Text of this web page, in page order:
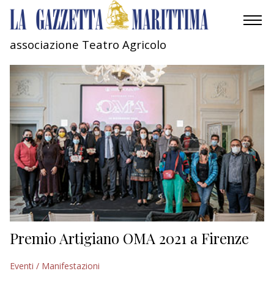
MOBILITÀ
INDUSTRIA
RICERCA
ECONOMIA
TURISMO
CULTURA
NAUTICA
associazione Teatro Agricolo
Premio Artigiano OMA 2021 a Firenze
Eventi / Manifestazioni